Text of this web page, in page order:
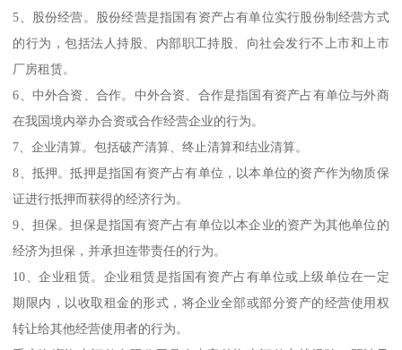
5、股份经营。股份经营是指国有资产占有单位实行股份制经营方式
的行为，包括法人持股、内部职工持股、向社会发行不上市和上市
厂房租赁。
6、中外合资、合作。中外合资、合作是指国有资产占有单位与外商
在我国境内举办合资或合作经营企业的行为。
7、企业清算。包括破产清算、终止清算和结业清算。
8、抵押。抵押是指国有资产占有单位，以本单位的资产作为物质保
证进行抵押而获得的经济行为。
9、担保。担保是指国有资产占有单位以本企业的资产为其他单位的
经济为担保，并承担连带责任的行为。
10、企业租赁。企业租赁是指国有资产占有单位或上级单位在一定
期限内，以收取租金的形式，将企业全部或部分资产的经营使用权
转让给其他经营使用者的行为。